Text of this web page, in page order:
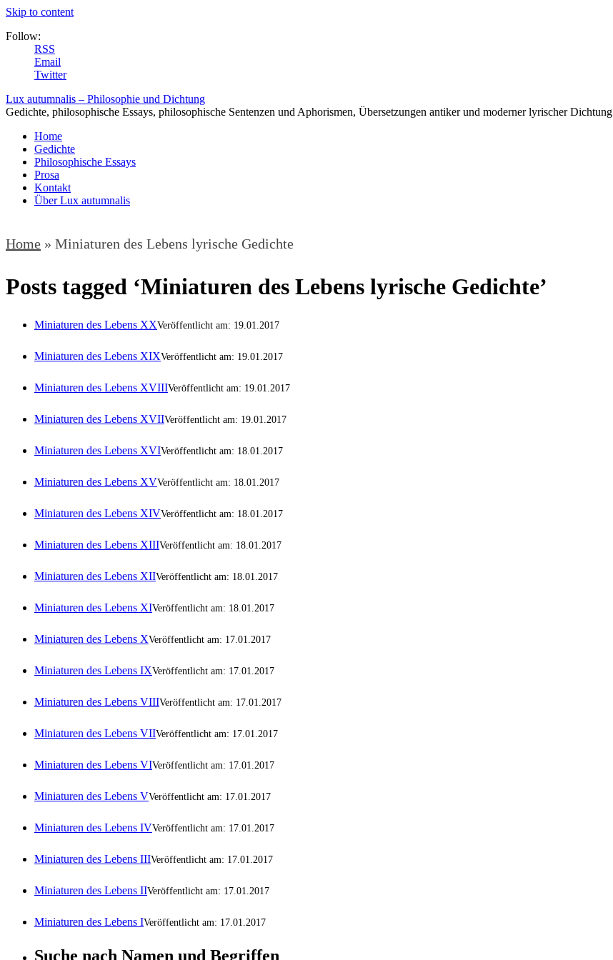
Skip to content
Follow:
RSS
Email
Twitter
Lux autumnalis – Philosophie und Dichtung
Gedichte, philosophische Essays, philosophische Sentenzen und Aphorismen, Übersetzungen antiker und moderner lyrischer Dichtung
Home
Gedichte
Philosophische Essays
Prosa
Kontakt
Über Lux autumnalis
Home » Miniaturen des Lebens lyrische Gedichte
Posts tagged ‘Miniaturen des Lebens lyrische Gedichte’
Miniaturen des Lebens XXVeröffentlicht am: 19.01.2017
Miniaturen des Lebens XIXVeröffentlicht am: 19.01.2017
Miniaturen des Lebens XVIIIVeröffentlicht am: 19.01.2017
Miniaturen des Lebens XVIIVeröffentlicht am: 19.01.2017
Miniaturen des Lebens XVIVeröffentlicht am: 18.01.2017
Miniaturen des Lebens XVVeröffentlicht am: 18.01.2017
Miniaturen des Lebens XIVVeröffentlicht am: 18.01.2017
Miniaturen des Lebens XIIIVeröffentlicht am: 18.01.2017
Miniaturen des Lebens XIIVeröffentlicht am: 18.01.2017
Miniaturen des Lebens XIVeröffentlicht am: 18.01.2017
Miniaturen des Lebens XVeröffentlicht am: 17.01.2017
Miniaturen des Lebens IXVeröffentlicht am: 17.01.2017
Miniaturen des Lebens VIIIVeröffentlicht am: 17.01.2017
Miniaturen des Lebens VIIVeröffentlicht am: 17.01.2017
Miniaturen des Lebens VIVeröffentlicht am: 17.01.2017
Miniaturen des Lebens VVeröffentlicht am: 17.01.2017
Miniaturen des Lebens IVVeröffentlicht am: 17.01.2017
Miniaturen des Lebens IIIVeröffentlicht am: 17.01.2017
Miniaturen des Lebens IIVeröffentlicht am: 17.01.2017
Miniaturen des Lebens IVeröffentlicht am: 17.01.2017
Suche nach Namen und Begriffen